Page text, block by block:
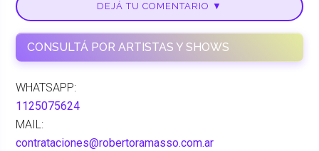
DEJÁ TU COMENTARIO ▼
CONSULTÁ POR ARTISTAS Y SHOWS
WHATSAPP:
1125075624
MAIL:
contrataciones@robertoramasso.com.ar